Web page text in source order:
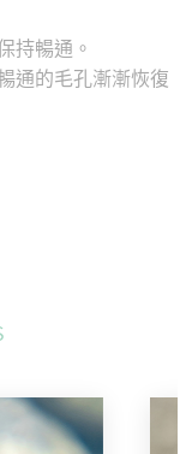
持暢通。
通的毛孔漸漸恢復